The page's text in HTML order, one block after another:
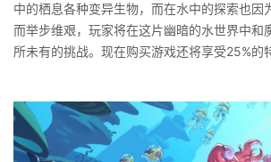
中的栖息各种变异生物，而在水中的探索也因
而举步维艰，玩家将在这片幽暗的水世界中和
所未有的挑战。现在购买游戏还将享受25%的